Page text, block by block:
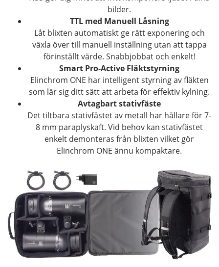
bilder.
TTL med Manuell Låsning
Låt blixten automatiskt ge rätt exponering och
växla över till manuell inställning utan att tappa
förinställt värde. Snabbjobbat och enkelt!
Smart Pro-Active Fläktstyrning
Elinchrom ONE har intelligent styrning av fläkten
som lär sig ditt sätt att arbeta för effektiv kylning.
Avtagbart stativfäste
Det tiltbara stativfästet av metall har hållare för 7-
8 mm paraplyskaft. Vid behov kan stativfästet
enkelt demonteras från blixten vilket gör
Elinchrom ONE ännu kompaktare.